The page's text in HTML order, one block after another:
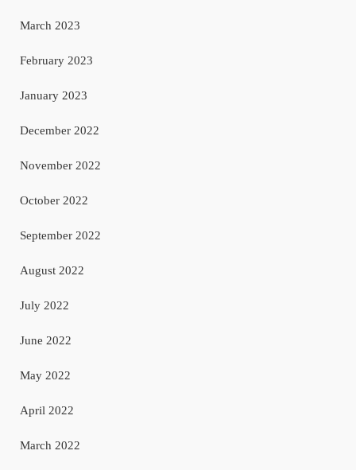
March 2023
February 2023
January 2023
December 2022
November 2022
October 2022
September 2022
August 2022
July 2022
June 2022
May 2022
April 2022
March 2022